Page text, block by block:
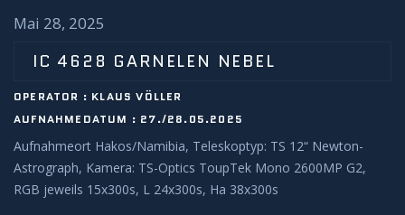
EQUIPMENT
SOFTWARE
BETRIEB
Mai 28, 2025
IC 4628 GARNELEN NEBEL
OPERATOR : KLAUS VÖLLER
AUFNAHMEDATUM : 27./28.05.2025
Aufnahmeort Hakos/Namibia, Teleskoptyp: TS 12“ Newton-
Astrograph, Kamera: TS-Optics ToupTek Mono 2600MP G2,
RGB jeweils 15x300s, L 24x300s, Ha 38x300s